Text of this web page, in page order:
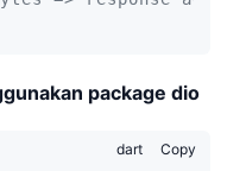
package dio
dart Copy